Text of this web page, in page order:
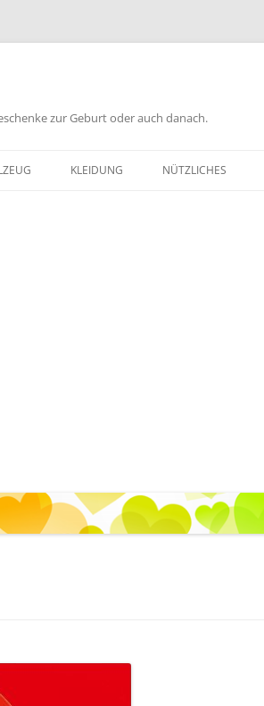
zur Geburt oder auch danach.
KLEIDUNG NÜTZLICHES